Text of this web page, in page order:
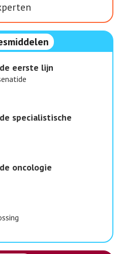
eerste lijn
specialistische
oncologie